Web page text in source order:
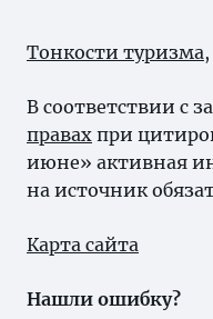
Тонкости туризма
В соответствии с
правах при
июне» активная
на источник
Карта сайта
Нашли ошибку?